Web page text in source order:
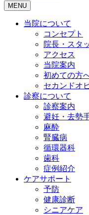
MENU
当院について
コンセプト
院長・スタ
アクセス
当院案内
初めての方
セカンドオ
診察について
診察案内
避妊・去勢
麻酔
腎臓病
循環器科
歯科
症例紹介
ケアサポート
予防
健康診断
シニアケア